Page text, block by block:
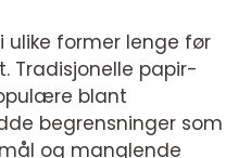
ulike former lenge før
Tradisjonelle papir-
blant
begrensninger som
og manglende